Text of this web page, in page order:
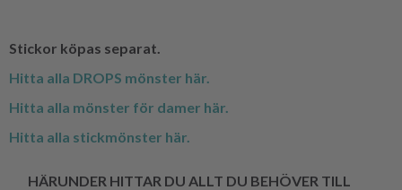
Stickor köpas separat.
Hitta alla DROPS mönster här.
Hitta alla mönster för damer här.
Hitta alla stickmönster här.
HÄRUNDER HITTAR DU ALLT DU BEHÖVER TILL